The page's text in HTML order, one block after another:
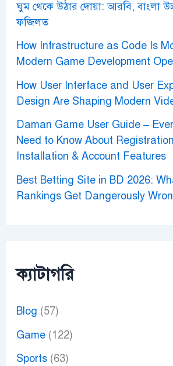
ঘুম থেকে উঠার দোয়া: আরবি, বাংলা
ফজিলত
How Infrastructure as Code Is
Modern Game Development
How User Interface and User
Design Are Shaping Modern
Daman Game User Guide –
Need to Know About
Installation & Account Features
Best Betting Site in BD 2026:
Rankings Get Dangerously
ক্যাটাগরি
Blog (57)
Game(122)
Sports(63)